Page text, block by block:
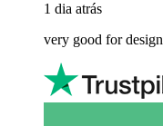
1 dia atrás
very good for design